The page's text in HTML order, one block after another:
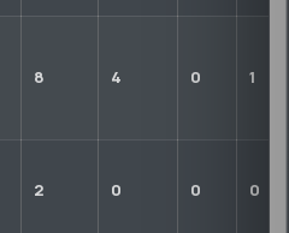
8 4 0 1
2 0 0 0